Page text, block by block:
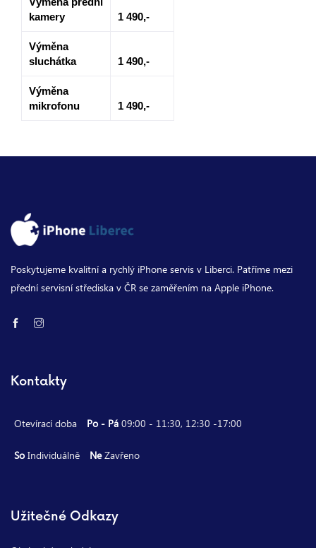
kamery
1 490,-
Výměna
sluchátka
1 490,-
Výměna
mikrofonu
1 490,-
Poskytujeme kvalitní a rychlý iPhone servis v Liberci. Patříme mezi
přední servisní střediska v ČR se zaměřením na Apple iPhone.
Kontakty
Otevírací doba Po - Pá 09:00 - 11:30, 12:30 -17:00
So Individuálně NeZavřeno
Užitečné Odkazy